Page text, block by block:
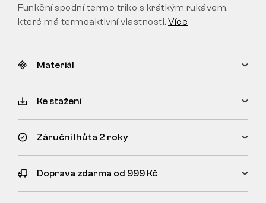
Funkční spodní termo triko s krátkým rukávem,
které má termoaktivní vlastnosti. Více
Materiál
Ke stažení
Záruční lhůta 2 roky
Doprava zdarma od 999 Kč